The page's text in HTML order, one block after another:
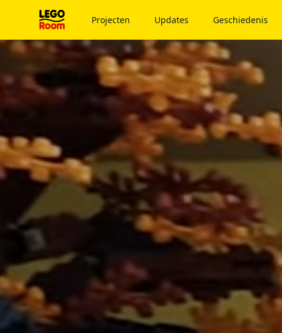
Naar hoofdinhoud
Projecten Updates Geschiedenis